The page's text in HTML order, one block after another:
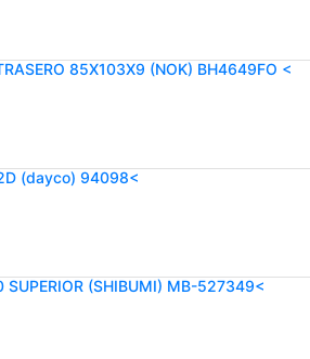
85X103X9 (NOK) BH4649FO <
(dayco) 94098<
(SHIBUMI) MB-527349<